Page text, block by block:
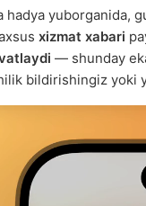
hadya yuborganida,
xizmat xabari
— shunday
bildirishingiz yoki